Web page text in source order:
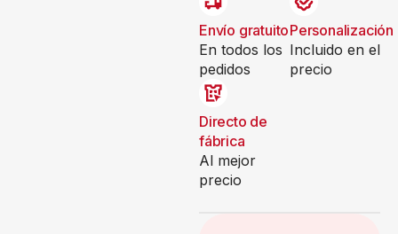
Envío gratuito
En todos los
pedidos
Personalización
Incluido en el
precio
Directo de
fábrica
Al mejor
precio